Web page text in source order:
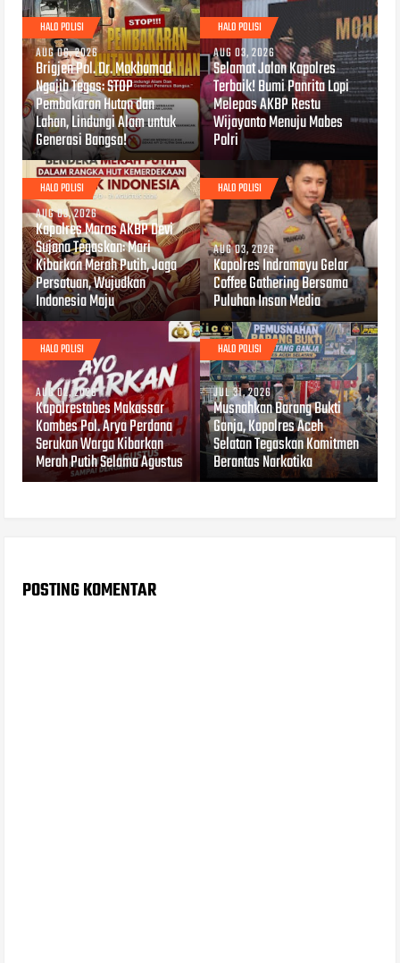
HALO POLISI
AUG 06, 2026
Brigjen Pol. Dr. Mokhamad
Ngajib Tegas: STOP
Pembakaran Hutan dan
Lahan, Lindungi Alam untuk
Generasi Bangsa!
HALO POLISI
AUG 03, 2026
Selamat Jalan Kapolres
Terbaik! Bumi Panrita Lopi
Melepas AKBP Restu
Wijayanto Menuju Mabes
Polri
HALO POLISI
AUG 03, 2026
Kapolres Maros AKBP Devi
Sujana Tegaskan: Mari
Kibarkan Merah Putih, Jaga
Persatuan, Wujudkan
Indonesia Maju
HALO POLISI
AUG 03, 2026
Kapolres Indramayu Gelar
Coffee Gathering Bersama
Puluhan Insan Media
HALO POLISI
AUG 02, 2026
Kapolrestabes Makassar
Kombes Pol. Arya Perdana
Serukan Warga Kibarkan
Merah Putih Selama Agustus
HALO POLISI
JUL 31, 2026
Musnahkan Barang Bukti
Ganja, Kapolres Aceh
Selatan Tegaskan Komitmen
Berantas Narkotika
POSTING KOMENTAR